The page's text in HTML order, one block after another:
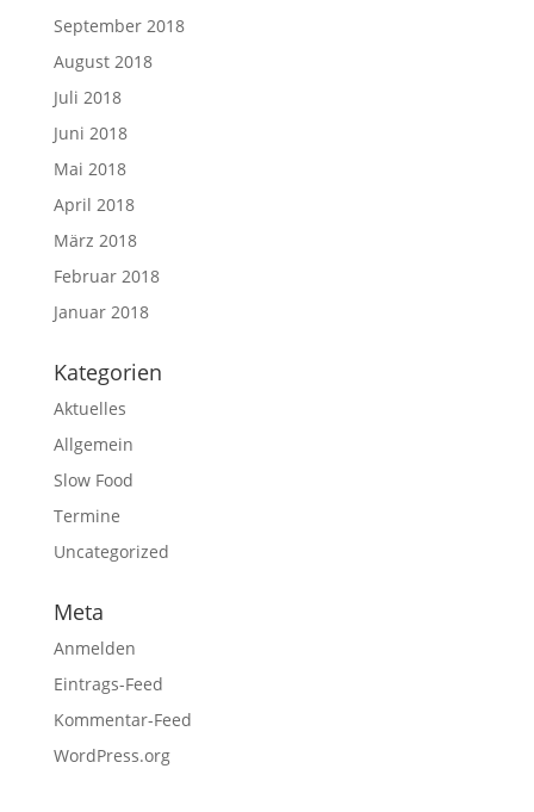
September 2018
August 2018
Juli 2018
Juni 2018
Mai 2018
April 2018
März 2018
Februar 2018
Januar 2018
Kategorien
Aktuelles
Allgemein
Slow Food
Termine
Uncategorized
Meta
Anmelden
Eintrags-Feed
Kommentar-Feed
WordPress.org